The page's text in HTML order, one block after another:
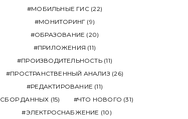
МОБИЛЬНЫЕ ГИС(22)
МОНИТОРИНГ (9)
ОБРАЗОВАНИЕ (20)
ПРИЛОЖЕНИЯ (11)
ПРОИЗВОДИТЕЛЬНОСТЬ(11)
ПРОСТРАНСТВЕННЫЙ АНАЛИЗ (26)
РЕДАКТИРОВАНИЕ (11)
СБОР ДАННЫХ (15) ЧТО НОВОГО (31)
ЭЛЕКТРОСНАБЖЕНИЕ (10)